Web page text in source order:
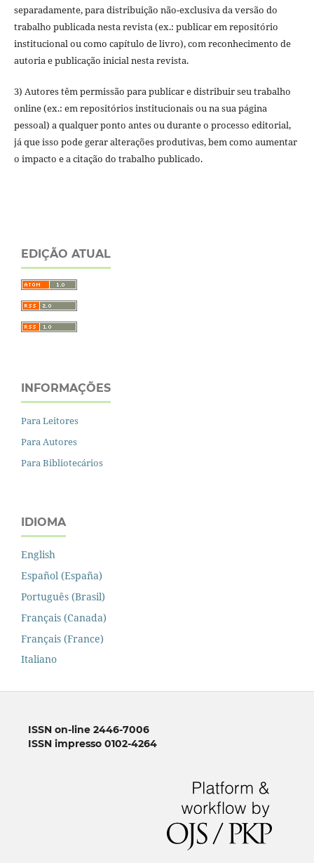
separadamente, para distribuição não-exclusiva da versão do
trabalho publicada nesta revista (ex.: publicar em repositório
institucional ou como capítulo de livro), com reconhecimento de
autoria e publicação inicial nesta revista.
3) Autores têm permissão para publicar e distribuir seu trabalho
online (ex.: em repositórios institucionais ou na sua página
pessoal) a qualquer ponto antes ou durante o processo editorial,
já que isso pode gerar alterações produtivas, bem como aumentar
o impacto e a citação do trabalho publicado.
EDIÇÃO ATUAL
INFORMAÇÕES
Para Leitores
Para Autores
Para Bibliotecários
IDIOMA
English
Español (España)
Português (Brasil)
Français (Canada)
Français (France)
Italiano
ISSN on-line 2446-7006
ISSN impresso 0102-4264